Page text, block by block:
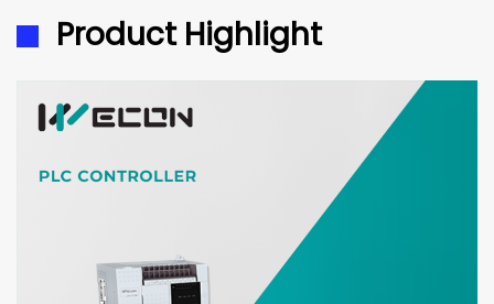
Product Highlight